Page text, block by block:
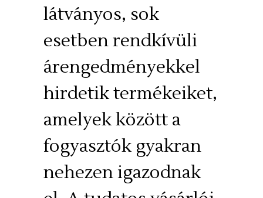
látványos, sok
esetben rendkívüli
árengedményekkel
hirdetik termékeiket,
amelyek között a
fogyasztók gyakran
nehezen igazodnak